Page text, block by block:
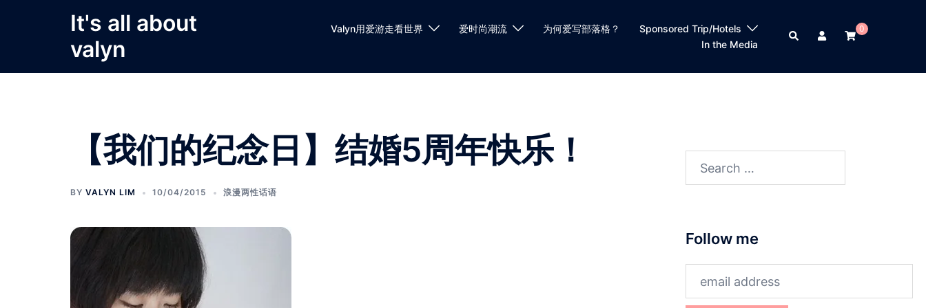
It's all about
valyn
Valyn用爱游走看世界 爱时尚潮流 为何爱写部落格？
Sponsored Trip/Hotels
In the Media
Search
0
【我们的纪念日】结婚5周年快乐！
BY VALYN LIM 10/04/2015 浪漫两性话语
Search
Follow me